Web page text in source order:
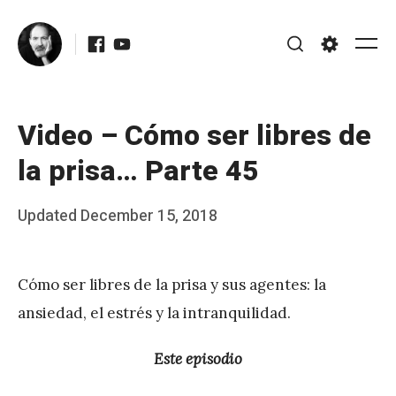
content
Facebook
Youtube
Video – Cómo ser libres de
la prisa… Parte 45
Posted
Updated December 15, 2018
b
J
A
Cómo ser libres de la prisa y sus agentes: la
ansiedad, el estrés y la intranquilidad.
Este episodio